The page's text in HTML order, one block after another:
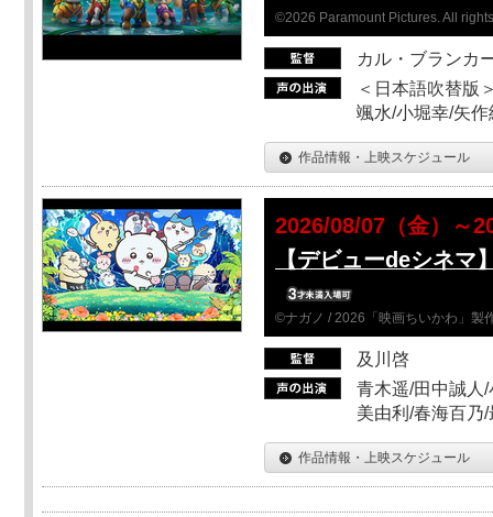
©2026 Paramount Pictures. All
カル・ブランカ
＜日本語吹替版
颯水/小堀幸/矢作
作品情報・上映スケジュール
2026/08/07（金）～
【デビューdeシネマ
©ナガノ / 2026「映画ちいかわ」製
及川啓
青木遥/田中誠人
美由利/春海百乃
作品情報・上映スケジュール